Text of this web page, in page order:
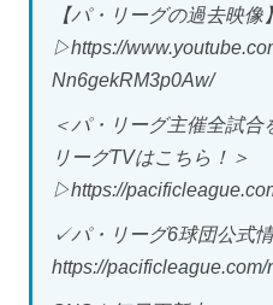
【パ・リーグの過去映像
▷https://
Nn6gekRM3p0Aw/
＜パ・リーグ主催全試合
リーグTVはこちら！＞
▷https://
✓パ・リーグ6球団公式
https://pacificleague.com/